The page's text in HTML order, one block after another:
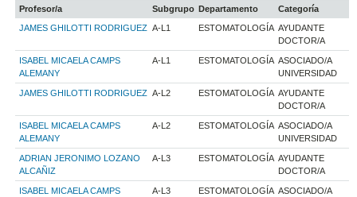
Profesor/a Subgrupo Departamento
Categoría
JAMES GHILOTTI RODRIGUEZ A-L1 ESTOMATOLOGÍA AYUDANTE
DOCTOR/A
ISABEL MICAELA CAMPS
ALEMANY
A-L1 ESTOMATOLOGÍA ASOCIADO/A
UNIVERSIDAD
JAMES GHILOTTI RODRIGUEZ A-L2 ESTOMATOLOGÍA AYUDANTE
DOCTOR/A
ISABEL MICAELA CAMPS
ALEMANY
A-L2 ESTOMATOLOGÍA ASOCIADO/A
UNIVERSIDAD
ADRIAN JERONIMO LOZANO
ALCAÑIZ
A-L3 ESTOMATOLOGÍA AYUDANTE
DOCTOR/A
ISABEL MICAELA CAMPS
A-L3 ESTOMATOLOGÍA ASOCIADO/A